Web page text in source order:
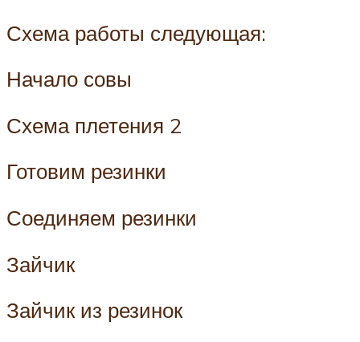
Схема работы следующая:
Начало совы
Схема плетения 2
Готовим резинки
Соединяем резинки
Зайчик
Зайчик из резинок